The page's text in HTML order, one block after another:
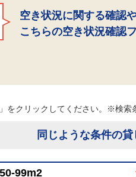
空き状況に関する確認
こちらの空き状況確認
をクリックしてください。※検
同じような条件の